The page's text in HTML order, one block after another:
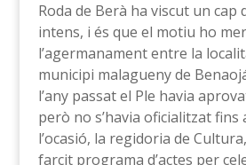
Roda de Berà ha viscut un cap
intens, i és que el motiu ho
l’agermanament entre la
municipi malagueny de
l’any passat el Ple havia
però no s’havia oficialitzat fins
l’ocasió, la regidoria de
farcit programa d’actes per